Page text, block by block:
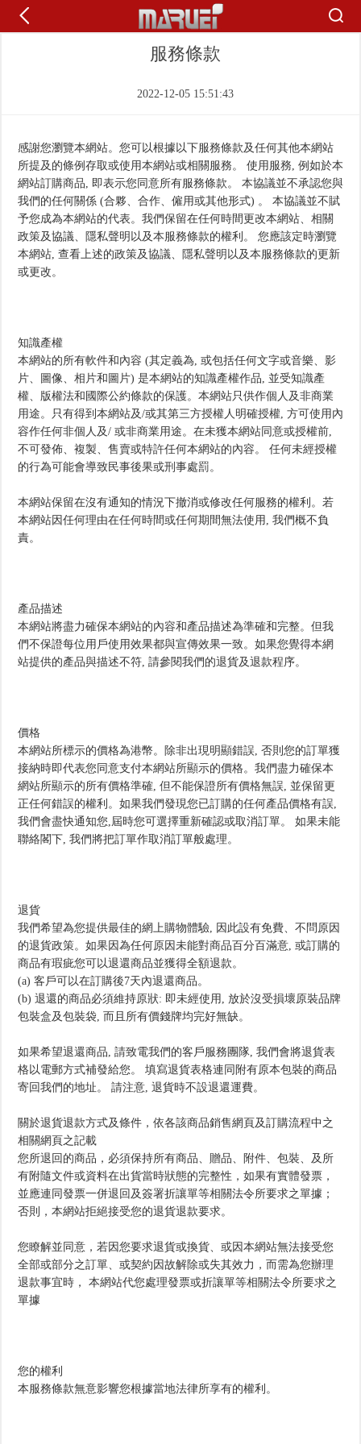
服務條款
2022-12-05 15:51:43
感謝您瀏覽本網站。您可以根據以下服務條款及任何其他本網站
所提及的條例存取或使用本網站或相關服務。 使用服務, 例如於本
網站訂購商品, 即表示您同意所有服務條款。 本協議並不承認您與
我們的任何關係 (合夥、合作、僱用或其他形式) 。 本協議並不賦
予您成為本網站的代表。我們保留在任何時間更改本網站、相關
政策及協議、隱私聲明以及本服務條款的權利。 您應該定時瀏覽
本網站, 查看上述的政策及協議、隱私聲明以及本服務條款的更新
或更改。
知識產權
本網站的所有軟件和內容 (其定義為, 或包括任何文字或音樂、影
片、圖像、相片和圖片) 是本網站的知識產權作品, 並受知識產
權、版權法和國際公約條款的保護。本網站只供作個人及非商業
用途。只有得到本網站及/或其第三方授權人明確授權, 方可使用內
容作任何非個人及/ 或非商業用途。在未獲本網站同意或授權前,
不可發佈、複製、售賣或特許任何本網站的內容。 任何未經授權
的行為可能會導致民事後果或刑事處罰。
本網站保留在沒有通知的情況下撤消或修改任何服務的權利。若
本網站因任何理由在任何時間或任何期間無法使用, 我們概不負
責。
產品描述
本網站將盡力確保本網站的內容和產品描述為準確和完整。但我
們不保證每位用戶使用效果都與宣傳效果一致。如果您覺得本網
站提供的產品與描述不符, 請參閱我們的退貨及退款程序。
價格
本網站所標示的價格為港幣。除非出現明顯錯誤, 否則您的訂單獲
接納時即代表您同意支付本網站所顯示的價格。我們盡力確保本
網站所顯示的所有價格準確, 但不能保證所有價格無誤, 並保留更
正任何錯誤的權利。如果我們發現您已訂購的任何產品價格有誤,
我們會盡快通知您,屆時您可選擇重新確認或取消訂單。 如果未能
聯絡閣下, 我們將把訂單作取消訂單般處理。
退貨
我們希望為您提供最佳的網上購物體驗, 因此設有免費、不問原因
的退貨政策。如果因為任何原因未能對商品百分百滿意, 或訂購的
商品有瑕疵您可以退還商品並獲得全額退款。
(a) 客戶可以在訂購後7天內退還商品。
(b) 退還的商品必須維持原狀: 即未經使用, 放於沒受損壞原裝品牌
包裝盒及包裝袋, 而且所有價錢牌均完好無缺。
如果希望退還商品, 請致電我們的客戶服務團隊, 我們會將退貨表
格以電郵方式補發給您。 填寫退貨表格連同附有原本包裝的商品
寄回我們的地址。 請注意, 退貨時不設退還運費。
關於退貨退款方式及條件，依各該商品銷售網頁及訂購流程中之
相關網頁之記載
您所退回的商品，必須保持所有商品、贈品、附件、包裝、及所
有附隨文件或資料在出貨當時狀態的完整性，如果有實體發票，
並應連同發票一併退回及簽署折讓單等相關法令所要求之單據；
否則，本網站拒絕接受您的退貨退款要求。
您瞭解並同意，若因您要求退貨或換貨、或因本網站無法接受您
全部或部分之訂單、或契約因故解除或失其效力，而需為您辦理
退款事宜時， 本網站代您處理發票或折讓單等相關法令所要求之
單據
您的權利
本服務條款無意影響您根據當地法律所享有的權利。